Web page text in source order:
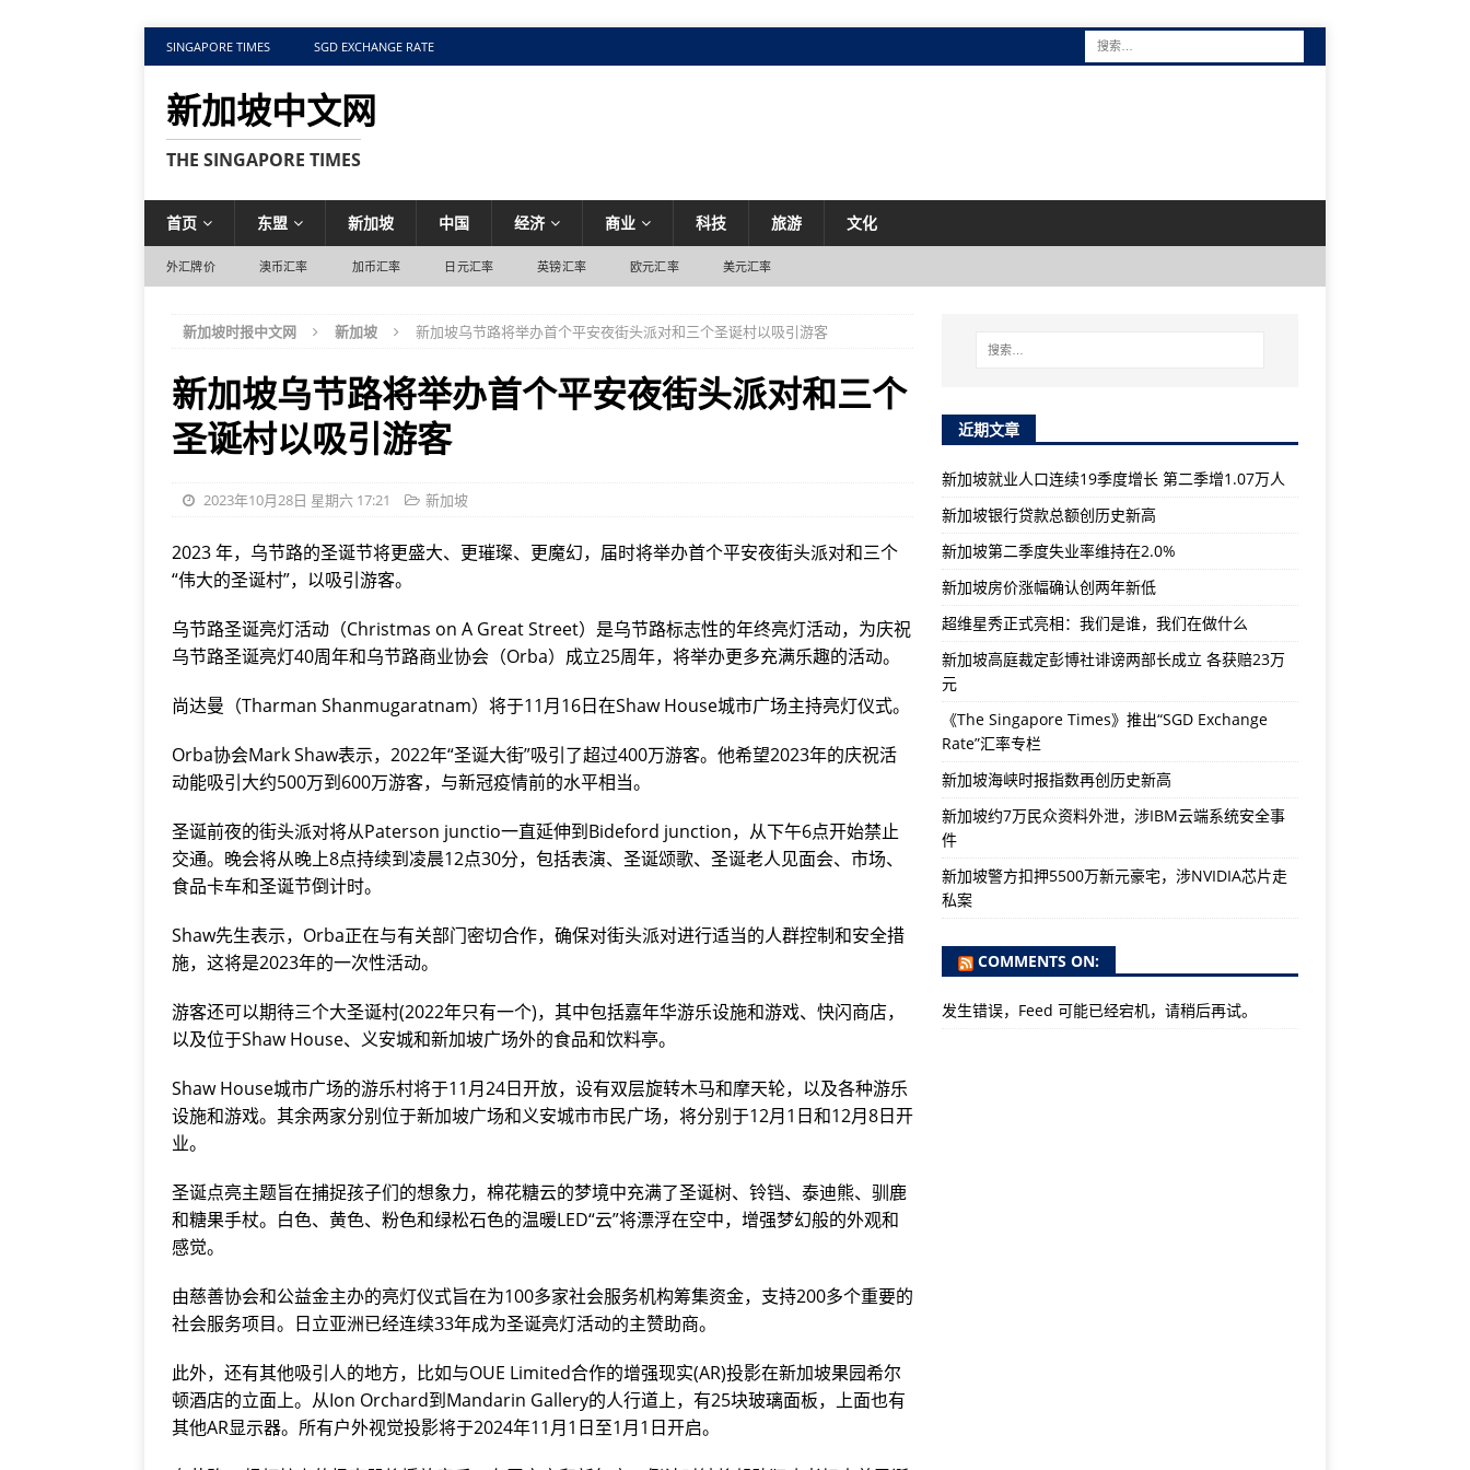
SINGAPORE TIMES SGD EXCHANGE RATE
新加坡中文网
THE SINGAPORE TIMES
首页 东盟 新加坡 中国 经济 商业 科技 旅游 文化
外汇牌价 澳币汇率 加币汇率 日元汇率 英镑汇率 欧元汇率 美元汇率
新加坡时报中文网 新加坡 新加坡乌节路将举办首个平安夜街头派对和三个圣诞村以吸引游客
新加坡乌节路将举办首个平安夜街头派对和三个
圣诞村以吸引游客
2023年10月28日 星期六 17:21 新加坡
2023 年，乌节路的圣诞节将更盛大、更璀璨、更魔幻，届时将举办首个平安夜街头派对和三个
“伟大的圣诞村”，以吸引游客。
乌节路圣诞亮灯活动（Christmas on A Great Street）是乌节路标志性的年终亮灯活动，为庆祝
乌节路圣诞亮灯40周年和乌节路商业协会（Orba）成立25周年，将举办更多充满乐趣的活动。
尚达曼（Tharman Shanmugaratnam）将于11月16日在Shaw House城市广场主持亮灯仪式。
Orba协会Mark Shaw表示，2022年“圣诞大街”吸引了超过400万游客。他希望2023年的庆祝活
动能吸引大约500万到600万游客，与新冠疫情前的水平相当。
圣诞前夜的街头派对将从Paterson junctio一直延伸到Bideford junction，从下午6点开始禁止
交通。晚会将从晚上8点持续到凌晨12点30分，包括表演、圣诞颂歌、圣诞老人见面会、市场、
食品卡车和圣诞节倒计时。
Shaw先生表示，Orba正在与有关部门密切合作，确保对街头派对进行适当的人群控制和安全措
施，这将是2023年的一次性活动。
游客还可以期待三个大圣诞村(2022年只有一个)，其中包括嘉年华游乐设施和游戏、快闪商店，
以及位于Shaw House、义安城和新加坡广场外的食品和饮料亭。
Shaw House城市广场的游乐村将于11月24日开放，设有双层旋转木马和摩天轮，以及各种游乐
设施和游戏。其余两家分别位于新加坡广场和义安城市市民广场，将分别于12月1日和12月8日开
业。
圣诞点亮主题旨在捕捉孩子们的想象力，棉花糖云的梦境中充满了圣诞树、铃铛、泰迪熊、驯鹿
和糖果手杖。白色、黄色、粉色和绿松石色的温暖LED“云”将漂浮在空中，增强梦幻般的外观和
感觉。
由慈善协会和公益金主办的亮灯仪式旨在为100多家社会服务机构筹集资金，支持200多个重要的
社会服务项目。日立亚洲已经连续33年成为圣诞亮灯活动的主赞助商。
此外，还有其他吸引人的地方，比如与OUE Limited合作的增强现实(AR)投影在新加坡果园希尔
顿酒店的立面上。从Ion Orchard到Mandarin Gallery的人行道上，有25块玻璃面板，上面也有
其他AR显示器。所有户外视觉投影将于2024年11月1日至1月1日开启。
近期文章
新加坡就业人口连续19季度增长 第二季增1.07万人
新加坡银行贷款总额创历史新高
新加坡第二季度失业率维持在2.0%
新加坡房价涨幅确认创两年新低
超维星秀正式亮相：我们是谁，我们在做什么
新加坡高庭裁定彭博社诽谤两部长成立 各获赔23万
元
《The Singapore Times》推出“SGD Exchange
Rate”汇率专栏
新加坡海峡时报指数再创历史新高
新加坡约7万民众资料外泄，涉IBM云端系统安全事
件
新加坡警方扣押5500万新元豪宅，涉NVIDIA芯片走
私案
COMMENTS ON:
发生错误，Feed 可能已经宕机，请稍后再试。